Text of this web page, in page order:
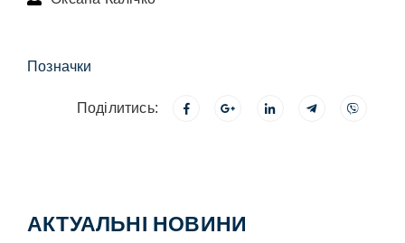
Позначки
Поділитись:
АКТУАЛЬНІ НОВИНИ